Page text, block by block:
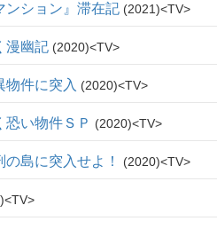
ション』滞在記 2021 TV
漫幽記 2020 TV
件に突入 2020 TV
い物件ＳＰ 2020 TV
島に突入せよ！ 2020 TV
TV